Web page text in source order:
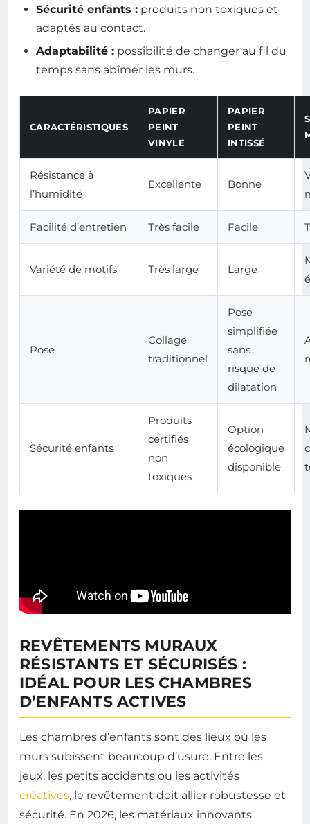
Sécurité enfants : produits non toxiques et
adaptés au contact.
Adaptabilité : possibilité de changer au fil du
temps sans abîmer les murs.
CARACTÉRISTIQUES
PAPIER
PEINT
VINYLE
PAPIER
PEINT
INTISSÉ
Résistance à
l’humidité
Excellente Bonne
Facilité d’entretien Très facile Facile
Variété de motifs Très large Large
Pose
Collage
traditionnel
Pose
simplifiée
sans
risque de
dilatation
Sécurité enfants
Produits
certifiés
non
toxiques
Option
écologique
disponible
REVÊTEMENTS MURAUX
RÉSISTANTS ET SÉCURISÉS :
IDÉAL POUR LES CHAMBRES
D’ENFANTS ACTIVES
Les chambres d’enfants sont des lieux où les
murs subissent beaucoup d’usure. Entre les
jeux, les petits accidents ou les activités
créatives, le revêtement doit allier robustesse et
sécurité. En 2026, les matériaux innovants